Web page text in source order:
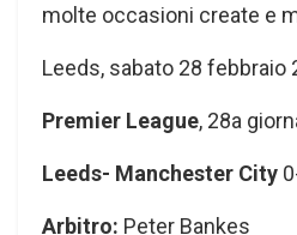
molte occasioni create e
Leeds, sabato 28 febbraio
Premier League, 28a
Leeds- Manchester City
Arbitro: Peter Bankes